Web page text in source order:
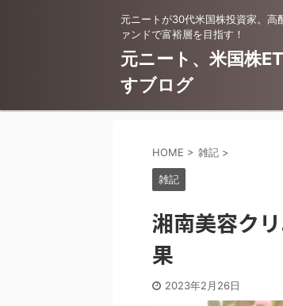
元ニートが30代米国株投資家。高
ァンドで富裕層を目指す！
元ニート、米国株
すブログ
HOME > 雑記 >
雑記
湘南美容ク
果
2023年2月26日